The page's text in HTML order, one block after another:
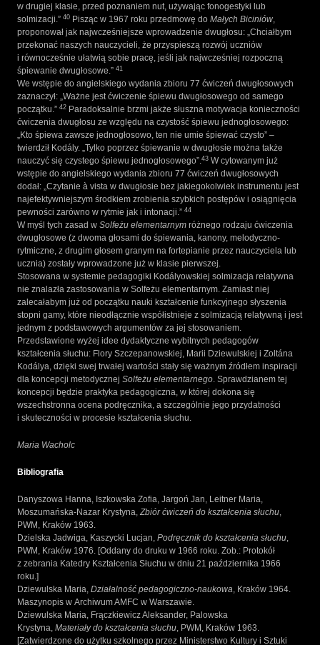
w drugiej klasie, przed poznaniem nut, używając fonogestyki lub
solmizacji.” 40 Pisząc w 1967 roku przedmowę do Małych Biciniów,
proponował jak najwcześniejsze wprowadzenie dwugłosu: „Chciałbym
przekonać naszych nauczycieli, że przyspieszą rozwój uczniów
i równocześnie ułatwią sobie pracę, jeśli jak najwcześniej rozpoczną
śpiewanie dwugłosowe.” 41
We wstępie do angielskiego wydania zbioru 77 ćwiczeń dwugłosowych
zaznaczył: „Ważne jest ćwiczenie śpiewu dwugłosowego od samego
początku.” 42 Paradoksalnie brzmi jakże słuszna motywacja konieczności
ćwiczenia dwugłosu ze względu na czystość śpiewu jednogłosowego:
„Kto śpiewa zawsze jednogłosowo, ten nie umie śpiewać czysto” –
twierdził Kodály. „Tylko poprzez śpiewanie w dwugłosie można także
nauczyć się czystego śpiewu jednogłosowego”.43 W cytowanym już
wstępie do angielskiego wydania zbioru 77 ćwiczeń dwugłosowych
dodał: „Czytanie à vista w dwugłosie bez jakiegokolwiek instrumentu jest
najefektywniejszym środkiem zrobienia szybkich postępów i osiągnięcia
pewności zarówno w rytmie jak i intonacji.” 44
W myśl tych zasad w Solfeżu elementarnym różnego rodzaju ćwiczenia
dwugłosowe (z dwoma głosami do śpiewania, kanony, melodyczno-
rytmiczne, z drugim głosem granym na fortepianie przez nauczyciela lub
ucznia) zostały wprowadzone już w klasie pierwszej.
Stosowana w systemie pedagogiki Kodályowskiej solmizacja relatywna
nie znalazła zastosowania w Solfeżu elementarnym. Zamiast niej
zalecałabym już od początku nauki kształcenie funkcyjnego słyszenia
stopni gamy, które nieodłącznie współistnieje z solmizacją relatywną i jest
jednym z podstawowych argumentów za jej stosowaniem.
Przedstawione wyżej idee dydaktyczne wybitnych pedagogów
kształcenia słuchu: Flory Szczepanowskiej, Marii Dziewulskiej i Zoltána
Kodálya, dzięki swej trwałej wartości stały się ważnym źródłem inspiracji
dla koncepcji metodycznej Solfeżu elementarnego. Sprawdzianem tej
koncepcji będzie praktyka pedagogiczna, w której dokona się
wszechstronna ocena podręcznika, a szczególnie jego przydatności
i skuteczności w procesie kształcenia słuchu.
Maria Wacholc
Bibliografia
Danyszowa Hanna, Iszkowska Zofia, Jargoń Jan, Leitner Maria,
Moszumańska-Nazar Krystyna,Zbiór ćwiczeń do kształcenia słuchu,
PWM, Kraków 1963.
Dzielska Jadwiga, Kaszycki Lucjan, Podręcznik do kształcenia słuchu,
PWM, Kraków 1976. [Oddany do druku w 1966 roku. Zob.: Protokół
z zebrania Katedry Kształcenia Słuchu w dniu 21 października 1966
roku.]
Dziewulska Maria, Działalność pedagogiczno-naukowa, Kraków 1964.
Maszynopis w Archiwum AMFC w Warszawie.
Dziewulska Maria, Frączkiewicz Aleksander, Palowska
Krystyna, Materiały do kształcenia słuchu, PWM, Kraków 1963.
[Zatwierdzone do użytku szkolnego przez Ministerstwo Kultury i Sztuki